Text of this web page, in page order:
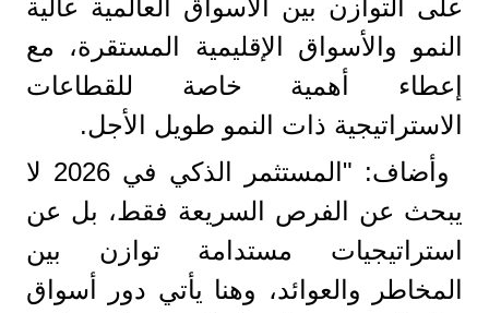
على التوازن بين الأسواق العالمية عالية
النمو والأسواق الإقليمية المستقرة، مع
إعطاء أهمية خاصة للقطاعات
الاستراتيجية ذات النمو طويل الأجل.
وأضاف: "المستثمر الذكي في 2026 لا
يبحث عن الفرص السريعة فقط، بل عن
استراتيجيات مستدامة توازن بين
المخاطر والعوائد، وهنا يأتي دور أسواق